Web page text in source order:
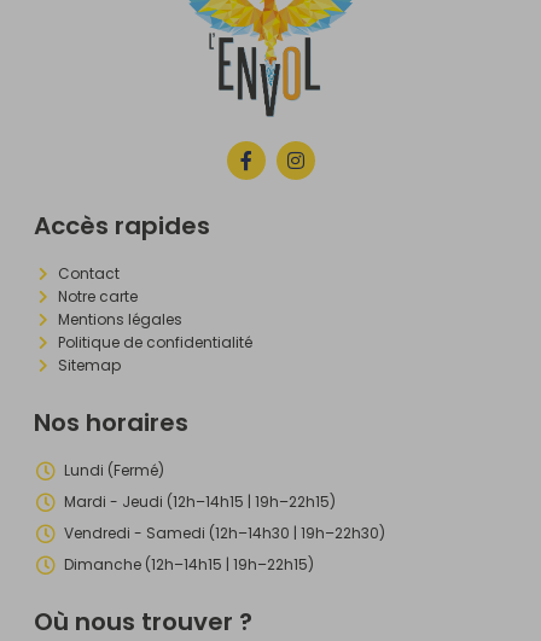
Accès rapides
Contact
Notre carte
Mentions légales
Politique de confidentialité
Sitemap
Nos horaires
Lundi (Fermé)
Mardi - Jeudi (12h–14h15 | 19h–22h15)
Vendredi - Samedi (12h–14h30 | 19h–22h30)
Dimanche (12h–14h15 | 19h–22h15)
Où nous trouver ?